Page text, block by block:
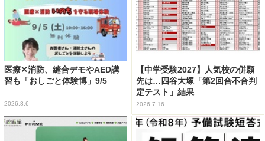
医療✕消防、縫合デモやAED講
習も「おしごと体験博」9/5
2026.8.6
【中学受験2027】人気校の併願
先は…四谷大塚「第2回合不合判
定テスト」結果
2026.7.16